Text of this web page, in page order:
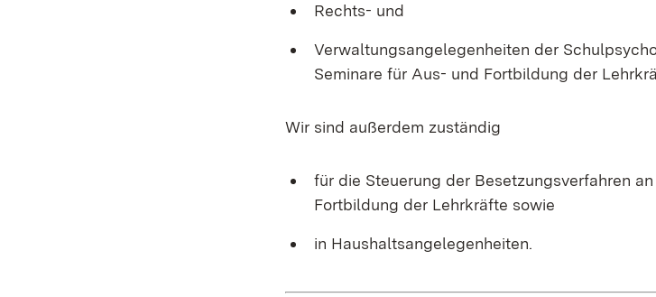
Rechts- und
Verwaltungsangelegenheiten der
Seminare für Aus- und Fortbildung der
Wir sind außerdem zuständig
für die Steuerung der Besetzungsverfahren
Fortbildung der Lehrkräfte sowie
in Haushaltsangelegenheiten.